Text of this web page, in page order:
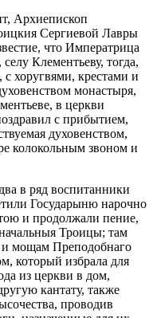
Архиепископ
Сергиевой Лавры
что Императрица
Клементьеву, тогда,
хоругвями, крестами и
монастыря,
в церкви
с прибытием,
духовенством,
колокольным звоном и
в ряд воспитанники
Государыню нарочно
и продолжали пение,
Троицы; там
и мощам Преподобнаго
который избрала для
из церкви в дом,
кантату, также
проводив